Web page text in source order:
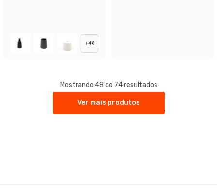
+48
Mostrando 48 de 74 resultados
Ver mais produtos